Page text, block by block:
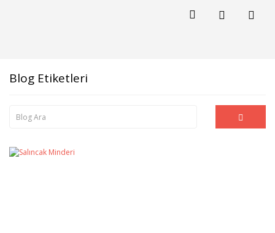
Blog Etiketleri